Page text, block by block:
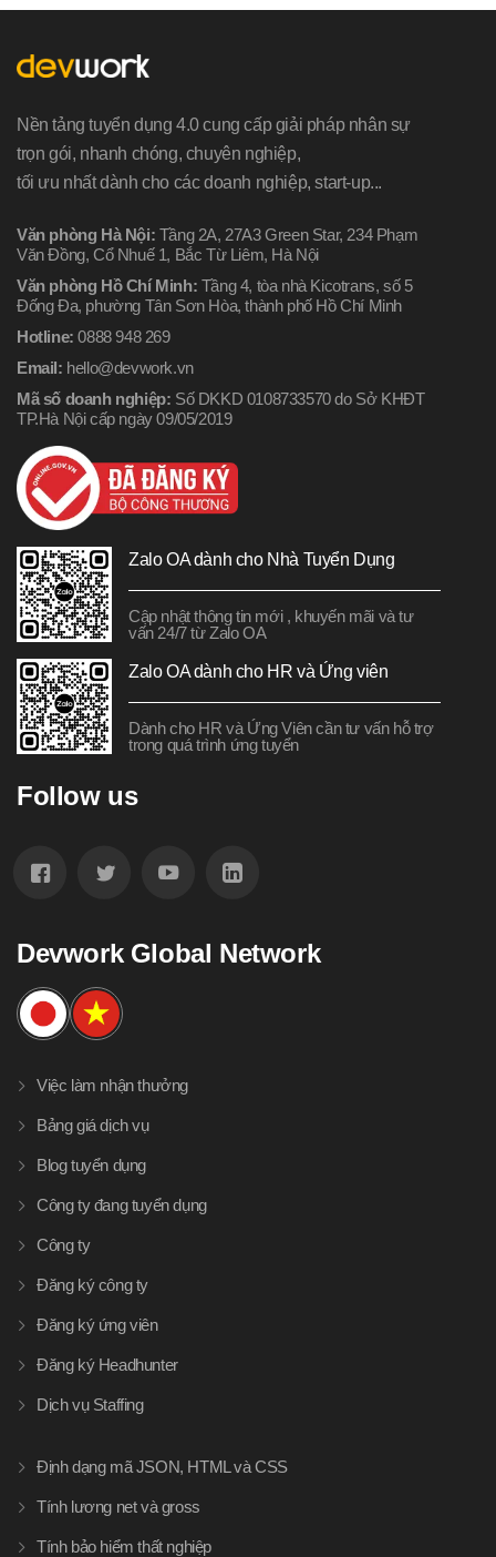
Nền tảng tuyển dụng 4.0 cung cấp giải pháp nhân sự
trọn gói, nhanh chóng, chuyên nghiệp,
tối ưu nhất dành cho các doanh nghiệp, start-up...
Văn phòng Hà Nội: Tầng 2A, 27A3 Green Star, 234 Phạm
Văn Đồng, Cổ Nhuế 1, Bắc Từ Liêm, Hà Nội
Văn phòng Hồ Chí Minh: Tầng 4, tòa nhà Kicotrans, số 5
Đống Đa, phường Tân Sơn Hòa, thành phố Hồ Chí Minh
Hotline: 0888 948 269
Email: hello@devwork.vn
Mã số doanh nghiệp: Số DKKD 0108733570 do Sở KHĐT
TP.Hà Nội cấp ngày 09/05/2019
Zalo OA dành cho Nhà Tuyển Dụng
Cập nhật thông tin mới , khuyến mãi và tư
vấn 24/7 từ Zalo OA
Zalo OA dành cho HR và Ứng viên
Dành cho HR và Ứng Viên cần tư vấn hỗ trợ
trong quá trình ứng tuyển
Follow us
Devwork Global Network
Việc làm nhận thưởng
Bảng giá dịch vụ
Blog tuyển dụng
Công ty đang tuyển dụng
Công ty
Đăng ký công ty
Đăng ký ứng viên
Đăng ký Headhunter
Dịch vụ Staffing
Định dạng mã JSON, HTML và CSS
Tính lương net và gross
Tính bảo hiểm thất nghiệp